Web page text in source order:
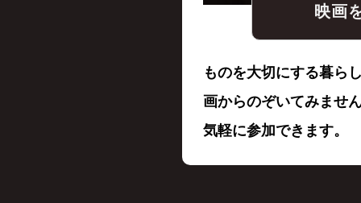
映画
ものを大切にする暮ら
画からのぞいてみませ
気軽に参加できます。